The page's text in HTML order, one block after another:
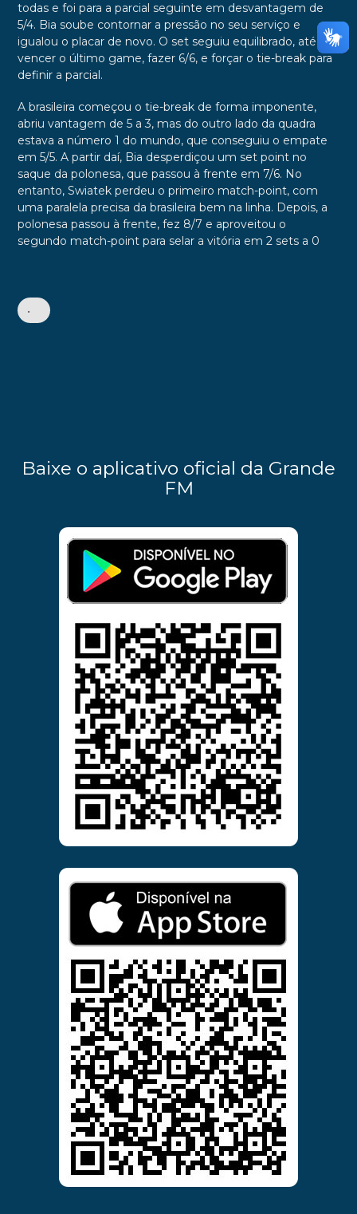
todas e foi para a parcial seguinte em desvantagem de
5/4. Bia soube contornar a pressão no seu serviço e
igualou o placar de novo. O set seguiu equilibrado, até Bia
vencer o último game, fazer 6/6, e forçar o tie-break para
definir a parcial.
A brasileira começou o tie-break de forma imponente,
abriu vantagem de 5 a 3, mas do outro lado da quadra
estava a número 1 do mundo, que conseguiu o empate
em 5/5. A partir daí, Bia desperdiçou um set point no
saque da polonesa, que passou à frente em 7/6. No
entanto, Swiatek perdeu o primeiro match-point, com
uma paralela precisa da brasileira bem na linha. Depois, a
polonesa passou à frente, fez 8/7 e aproveitou o
segundo match-point para selar a vitória em 2 sets a 0
•
Baixe o aplicativo oficial da Grande
FM